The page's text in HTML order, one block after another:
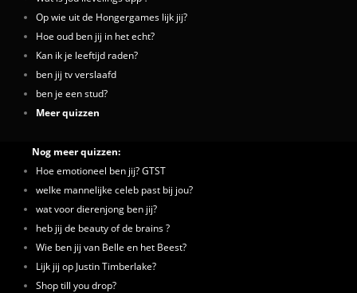
Op wie uit de Hongergames lijk jij?
Hoe oud ben jij in het echt?
Kan ik je leeftijd raden?
ben jij tv verslaafd
ben je een stud?
Meer quizzen
Nog meer quizzen:
Hoe emotioneel ben jij? GTST
welke mannelijke celeb past bij jou?
wat voor dierenjong ben jij?
heb jij de beauty of de brains ?
Wie ben jij van Belle en het Beest?
Lijk jij op Justin Timberlake?
Shop till you drop?